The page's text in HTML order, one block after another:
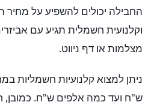
החבילה יכולים להשפיע על מחיר
וקלנועית חשמלית תגיע עם
מצלמות או דף ניווט.
ניתן למצוא קלנועיות חשמליות
ש"ח ועד כמה אלפים ש"ח. כמובן,